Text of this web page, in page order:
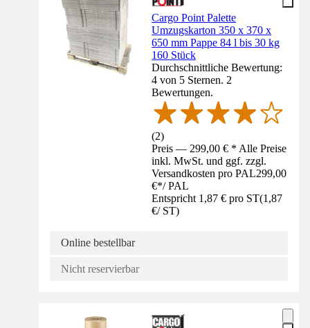
Cargo Point Palette
Umzugskarton 350 x 370 x
650 mm Pappe 84 l bis 30 kg
160 Stück
Durchschnittliche Bewertung:
4 von 5 Sternen. 2
Bewertungen.
(2)
Preis — 299,00 € * Alle Preise
inkl. MwSt. und ggf. zzgl.
Versandkosten pro PAL299,00
€*/ PAL
Entspricht 1,87 € pro ST(1,87
€/ ST)
Online bestellbar
Nicht reservierbar